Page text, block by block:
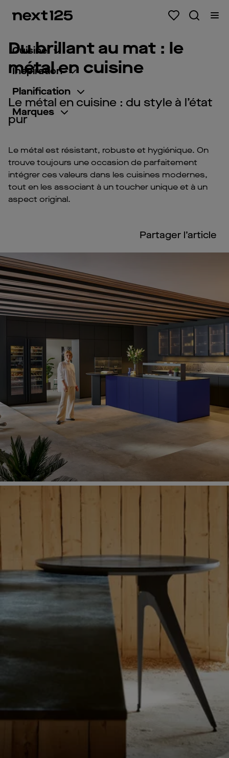
Cuisine
Inspiration
Planification
Marques
Du brillant au mat : le
métal en cuisine
Le métal en cuisine : du style à l’état
pur
Le métal est résistant, robuste et hygiénique. On
trouve toujours une occasion de parfaitement
intégrer ces valeurs dans les cuisines modernes,
tout en les associant à un toucher unique et à un
aspect original.
Partager l’article